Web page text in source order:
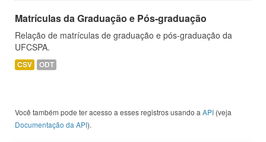
Matrículas da Graduação e Pós-graduação
Relação de matrículas de graduação e pós-graduação da
UFCSPA.
CSV ODT
Você também pode ter acesso a esses registros usando a API (veja
Documentação da API).